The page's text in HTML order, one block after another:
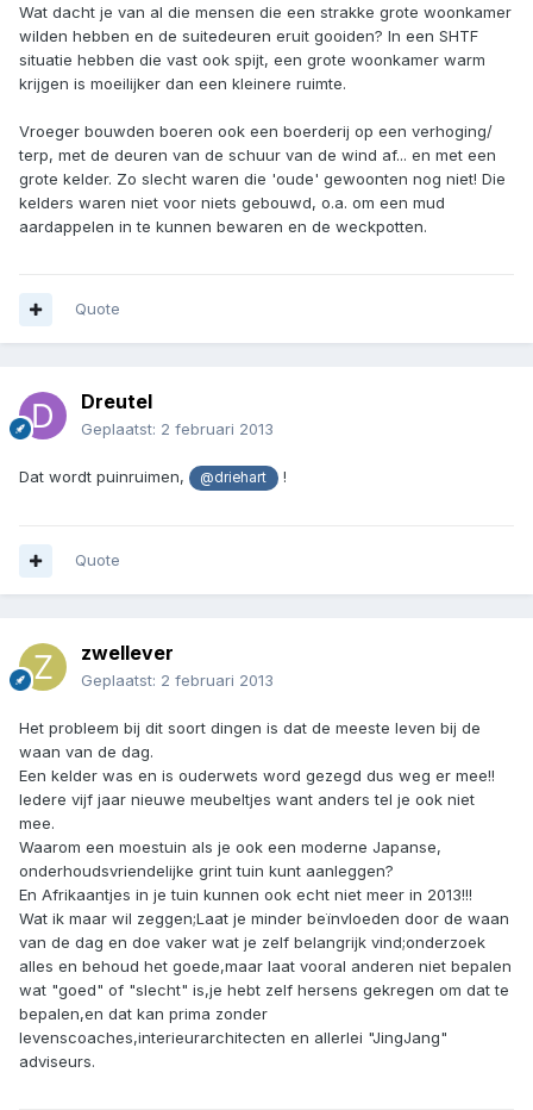
Wat dacht je van al die mensen die een strakke grote woonkamer
wilden hebben en de suitedeuren eruit gooiden? In een SHTF
situatie hebben die vast ook spijt, een grote woonkamer warm
krijgen is moeilijker dan een kleinere ruimte.
Vroeger bouwden boeren ook een boerderij op een verhoging/
terp, met de deuren van de schuur van de wind af... en met een
grote kelder. Zo slecht waren die 'oude' gewoonten nog niet! Die
kelders waren niet voor niets gebouwd, o.a. om een mud
aardappelen in te kunnen bewaren en de weckpotten.
Quote
Dreutel
Geplaatst: 2 februari 2013
Dat wordt puinruimen, @driehart !
Quote
zwellever
Geplaatst: 2 februari 2013
Het probleem bij dit soort dingen is dat de meeste leven bij de
waan van de dag.
Een kelder was en is ouderwets word gezegd dus weg er mee!!
Iedere vijf jaar nieuwe meubeltjes want anders tel je ook niet
mee.
Waarom een moestuin als je ook een moderne Japanse,
onderhoudsvriendelijke grint tuin kunt aanleggen?
En Afrikaantjes in je tuin kunnen ook echt niet meer in 2013!!!
Wat ik maar wil zeggen;Laat je minder beïnvloeden door de waan
van de dag en doe vaker wat je zelf belangrijk vind;onderzoek
alles en behoud het goede,maar laat vooral anderen niet bepalen
wat "goed" of "slecht" is,je hebt zelf hersens gekregen om dat te
bepalen,en dat kan prima zonder
levenscoaches,interieurarchitecten en allerlei "JingJang"
adviseurs.